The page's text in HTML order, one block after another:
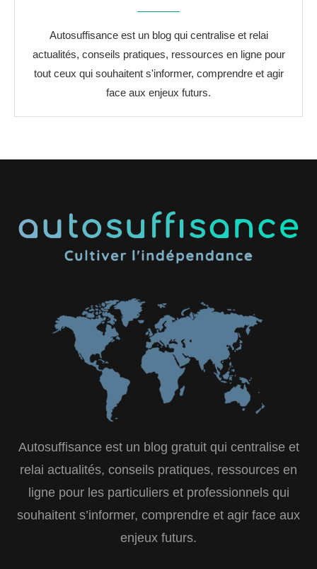
Autosuffisance est un blog qui centralise et relai
actualités, conseils pratiques, ressources en ligne pour
tout ceux qui souhaitent s'informer, comprendre et agir
face aux enjeux futurs.
Autosuffisance est un blog gratuit qui centralise et
relai actualités, conseils pratiques, ressources en
ligne pour les particuliers et professionnels qui
souhaitent s’informer, comprendre et agir face aux
enjeux futurs.